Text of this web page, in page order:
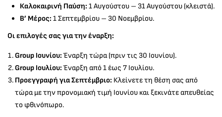
Καλοκαιρινή Παύση: 1 Αυγούστου – 31 Αυγούστου (κλειστά).
Β’ Μέρος: 1 Σεπτεμβρίου – 30 Νοεμβρίου.
Οι επιλογές σας για την έναρξη:
Group Ιουνίου: Έναρξη τώρα (πριν τις 30 Ιουνίου).
Group Ιουλίου: Έναρξη από 1 έως 7 Ιουλίου.
Προεγγραφή για Σεπτέμβριο: Κλείνετε τη θέση σας από
τώρα με την προνομιακή τιμή Ιουνίου και ξεκινάτε απευθείας
το φθινόπωρο.